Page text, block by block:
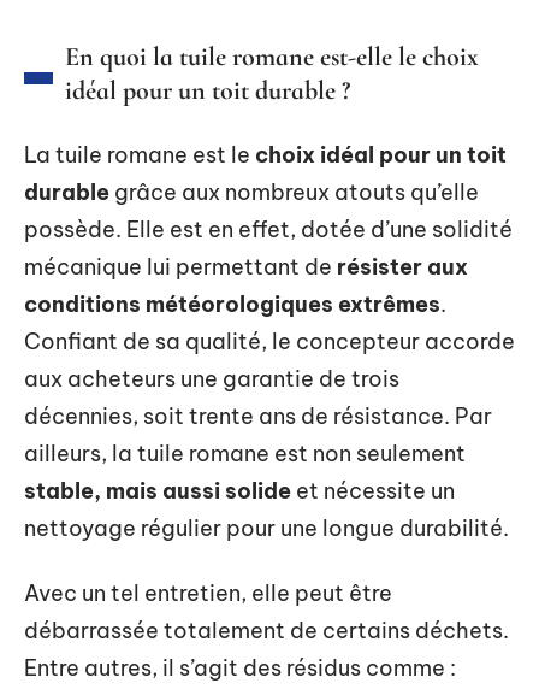
En quoi la tuile romane est-elle le choix
idéal pour un toit durable ?
La tuile romane est le choix idéal pour un toit
durable grâce aux nombreux atouts qu’elle
possède. Elle est en effet, dotée d’une solidité
mécanique lui permettant de résister aux
conditions météorologiques extrêmes.
Confiant de sa qualité, le concepteur accorde
aux acheteurs une garantie de trois
décennies, soit trente ans de résistance. Par
ailleurs, la tuile romane est non seulement
stable, mais aussi solide et nécessite un
nettoyage régulier pour une longue durabilité.
Avec un tel entretien, elle peut être
débarrassée totalement de certains déchets.
Entre autres, il s’agit des résidus comme :